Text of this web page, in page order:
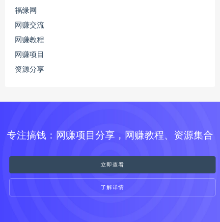
福缘网
网赚交流
网赚教程
网赚项目
资源分享
专注搞钱：网赚项目分享，网赚教程、资源集合
立即查看
了解详情